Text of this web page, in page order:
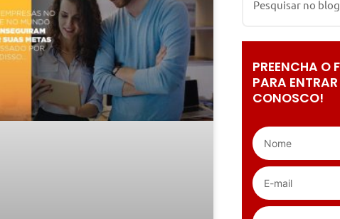
PREENCHA O
PARA
CONOSCO!